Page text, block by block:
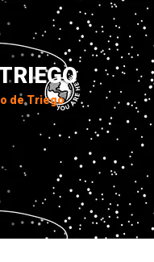
de Triego